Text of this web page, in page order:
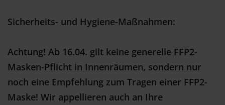
Sicherheits- und Hygiene-Maßnahmen:
Achtung! Ab 16.04. gilt keine generelle FFP2-
Masken-Pflicht in Innenräumen, sondern nur
noch eine Empfehlung zum Tragen einer FFP2-
Maske! Wir appellieren auch an Ihre